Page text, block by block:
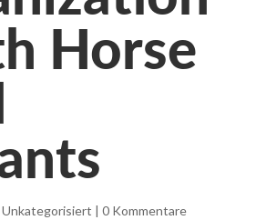
Horse
Unkategorisiert | 0 Kommentare